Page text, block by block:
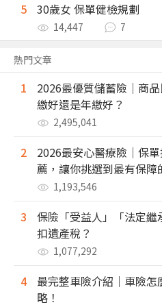
5 30歲女 保單健檢規劃
14,447 7
熱門文章
1
2026最優質儲蓄險｜商
繳好還是年繳好？
2,495,041
2
2026最安心醫療險｜保
薦，讓你挑選到最有保障
1,193,546
3
保險「受益人」「法定
扣遺產稅？
1,077,292
4
最完整車險介紹｜車險
略！